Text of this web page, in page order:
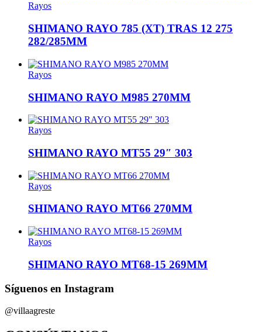
Rayos
SHIMANO RAYO 785 (XT) TRAS 12 275
282/285MM
Rayos
SHIMANO RAYO M985 270MM
Rayos
SHIMANO RAYO MT55 29″ 303
Rayos
SHIMANO RAYO MT66 270MM
Rayos
SHIMANO RAYO MT68-15 269MM
Síguenos en Instagram
@villaagreste